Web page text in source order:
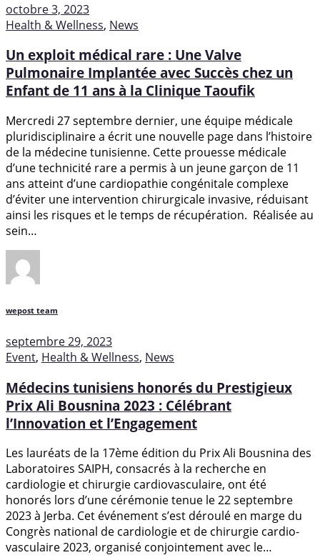
octobre 3, 2023
Health & Wellness, News
Un exploit médical rare : Une Valve
Pulmonaire Implantée avec Succès chez un
Enfant de 11 ans à la Clinique Taoufik
Mercredi 27 septembre dernier, une équipe médicale
pluridisciplinaire a écrit une nouvelle page dans l’histoire
de la médecine tunisienne. Cette prouesse médicale
d’une technicité rare a permis à un jeune garçon de 11
ans atteint d’une cardiopathie congénitale complexe
d’éviter une intervention chirurgicale invasive, réduisant
ainsi les risques et le temps de récupération. Réalisée au
sein…
wepost team
septembre 29, 2023
Event, Health & Wellness, News
Médecins tunisiens honorés du Prestigieux
Prix Ali Bousnina 2023 : Célébrant
l’Innovation et l’Engagement
Les lauréats de la 17ème édition du Prix Ali Bousnina des
Laboratoires SAIPH, consacrés à la recherche en
cardiologie et chirurgie cardiovasculaire, ont été
honorés lors d’une cérémonie tenue le 22 septembre
2023 à Jerba. Cet événement s’est déroulé en marge du
Congrès national de cardiologie et de chirurgie cardio-
vasculaire 2023, organisé conjointement avec le…